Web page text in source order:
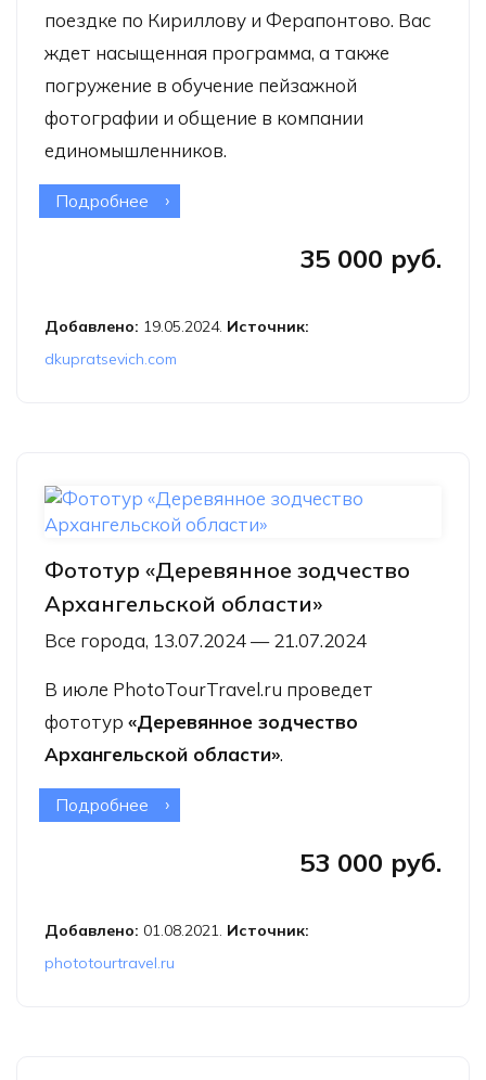
поездке по Кириллову и Ферапонтово. Вас
ждет насыщенная программа, а также
погружение в обучение пейзажной
фотографии и общение в компании
единомышленников.
Подробнее о Фототур «Вологда — Кириллов —
35 000 руб.
Добавлено: 19.05.2024. Источник:
dkupratsevich.com
Фототур «Деревянное зодчество
Архангельской области»
Все города, 13.07.2024 — 21.07.2024
В июле PhotoTourTravel.ru проведет
фототур «Деревянное зодчество
Архангельской области».
Подробнее о Фототур «Деревянное зодчество
53 000 руб.
Добавлено: 01.08.2021. Источник:
phototourtravel.ru